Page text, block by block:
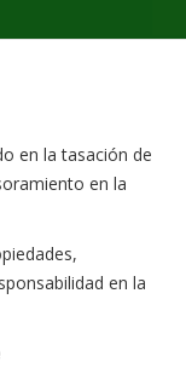
en la tasación de
en la
en la